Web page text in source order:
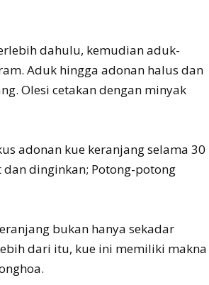
dahulu, kemudian aduk-
Aduk hingga adonan halus dan
Olesi cetakan dengan minyak
adonan kue keranjang selama 30
dinginkan; Potong-potong
bukan hanya sekadar
dari itu, kue ini memiliki makna